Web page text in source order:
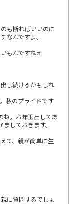
も断ればいいのに
なんですよ。
もんですねえ
し続けるかもしれ
私のプライドです
ね。お年玉出してあ
しておきます。
て、親が簡単に生
に質問するでしょ